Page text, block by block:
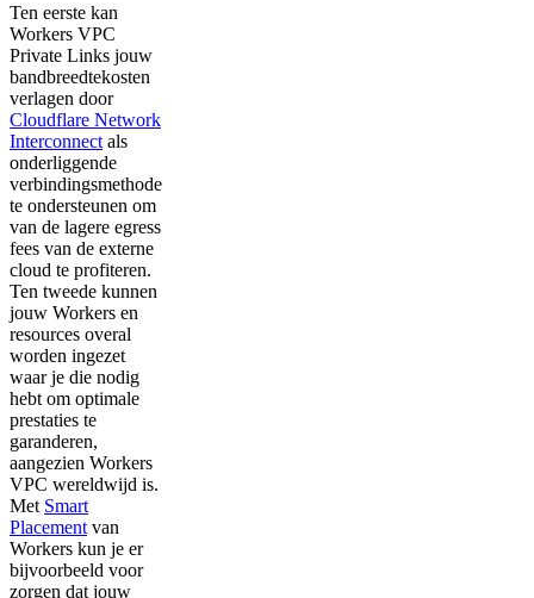
Ten eerste kan
Workers VPC
Private Links jouw
bandbreedtekosten
verlagen door
Cloudflare Network
Interconnect als
onderliggende
verbindingsmethode
te ondersteunen om
van de lagere egress
fees van de externe
cloud te profiteren.
Ten tweede kunnen
jouw Workers en
resources overal
worden ingezet
waar je die nodig
hebt om optimale
prestaties te
garanderen,
aangezien Workers
VPC wereldwijd is.
Met Smart
Placement van
Workers kun je er
bijvoorbeeld voor
zorgen dat jouw